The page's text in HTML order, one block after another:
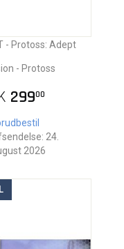
- Protoss: Adept
- Protoss
29900
24.
2026